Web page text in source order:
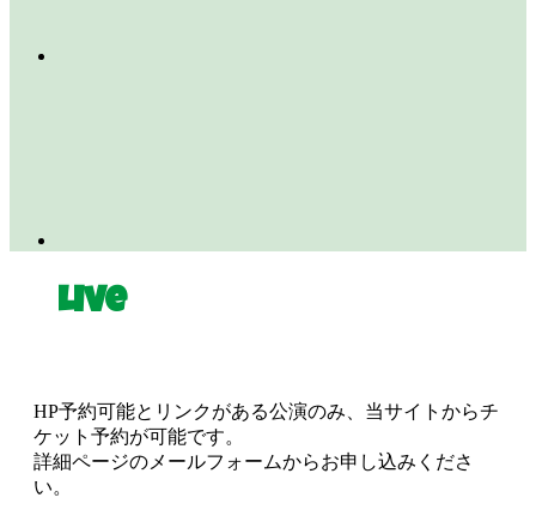
Live
HP予約可能とリンクがある公演のみ、当サイトからチ
ケット予約が可能です。
詳細ページのメールフォームからお申し込みくださ
い。